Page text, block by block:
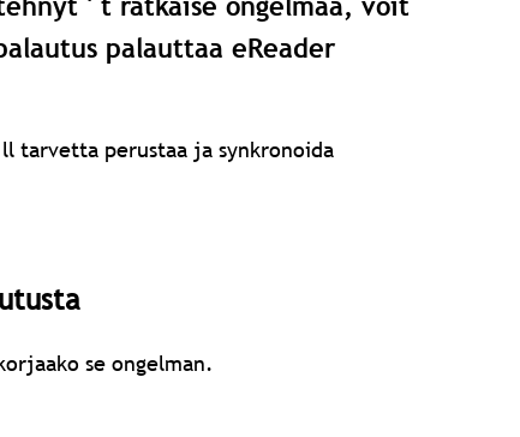
' t ratkaise ongelmaa, voit
palauttaa eReader
tarvetta perustaa ja synkronoida
se ongelman.